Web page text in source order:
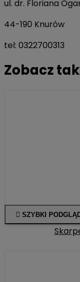
ul. dr. Floriana
44-190 Knurów
tel: 0322700313
Zobacz
 SZYBKI